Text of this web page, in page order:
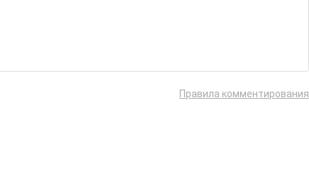
Правила комментирования